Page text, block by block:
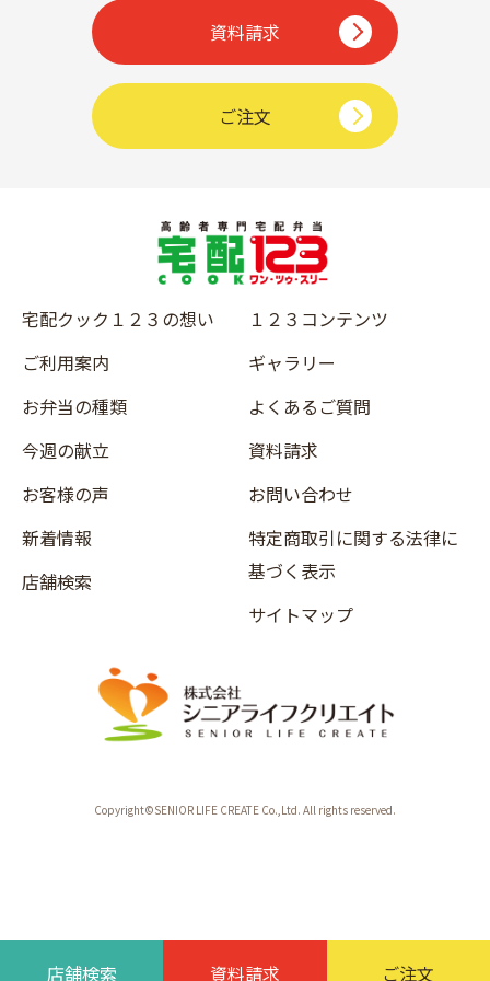
店舗検索 資料請求 ご注文
資料請求
ご注文
宅配クック１２３の想い
ご利用案内
お弁当の種類
今週の献立
お客様の声
新着情報
店舗検索
１２３コンテンツ
ギャラリー
よくあるご質問
資料請求
お問い合わせ
特定商取引に関する法律に
基づく表示
サイトマップ
Copyright©SENIOR LIFE CREATE Co.,Ltd. All rights reserved.